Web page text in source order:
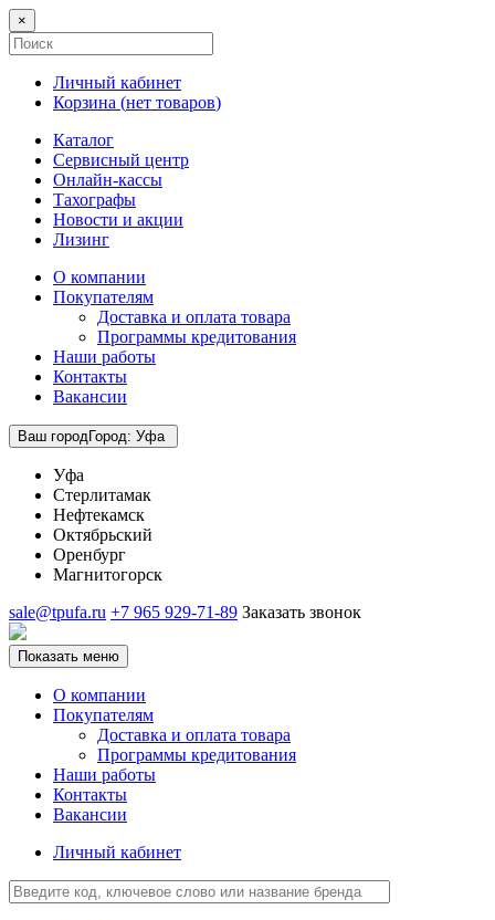
×
Личный кабинет
Корзина (нет товаров)
Каталог
Сервисный центр
Онлайн-кассы
Тахографы
Новости и акции
Лизинг
О компании
Покупателям
Доставка и оплата товара
Программы кредитования
Наши работы
Контакты
Вакансии
Ваш городГород: Уфа
Уфа
Стерлитамак
Нефтекамск
Октябрьский
Оренбург
Магнитогорск
sale@tpufa.ru +7 965 929-71-89 Заказать звонок
Показать меню
О компании
Покупателям
Доставка и оплата товара
Программы кредитования
Наши работы
Контакты
Вакансии
Личный кабинет